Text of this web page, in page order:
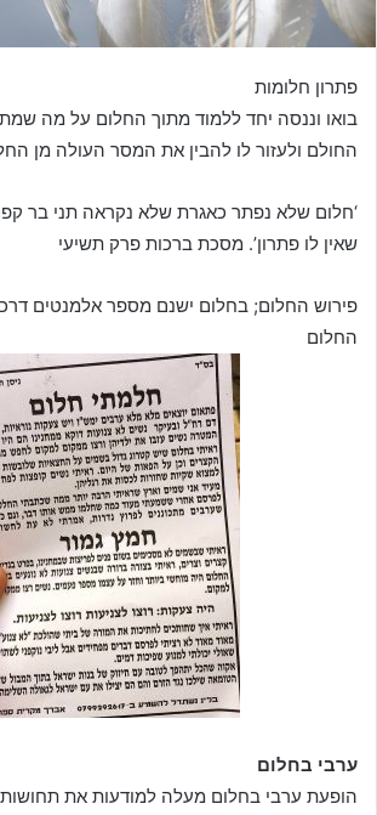
פתרון חלומות
בואו וננסה יחד ללמוד מתוך החלום על מה
החולם ולעזור לו להבין את המסר העולה מן
‘חלום שלא נפתר כאגרת שלא נקראה תני בר
שאין לו פתרון’. מסכת ברכות פרק תשיעי
פירוש החלום; בחלום ישנם מספר אלמנטים
החלום
ערבי בחלום
הופעת ערבי בחלום מעלה למודעות את תחושות